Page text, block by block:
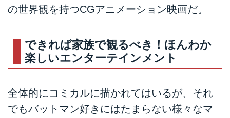
の世界観を持つCGアニメーション映画だ。
できれば家族で観るべき！ほんわか
楽しいエンターテインメント
全体的にコミカルに描かれてはいるが、それ
でもバットマン好きにはたまらない様々なマ